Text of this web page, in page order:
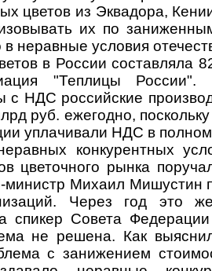
цветов из Эквадора,
их по
в неравные условия
в России составляла
"Теплицы
с НДС российские
руб. ежегодно,
уплачивали НДС в
конкурентных
цветочного рынка
министр Михаил Мишустин
Через год это
спикер Совета
не решена. Как
с занижением